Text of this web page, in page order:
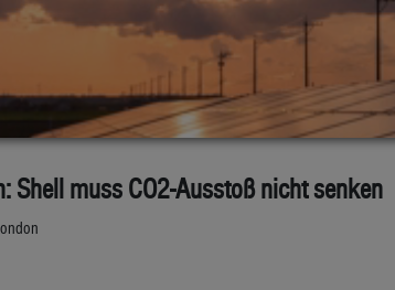
Shell muss CO2-Ausstoß nicht senken